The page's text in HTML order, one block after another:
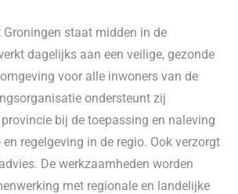
staat midden in de
dagelijks aan een veilige, gezonde
voor alle inwoners van de
ondersteunt zij
bij de toepassing en naleving
regelgeving in de regio. Ook verzorgt
De werkzaamheden worden
met regionale en landelijke